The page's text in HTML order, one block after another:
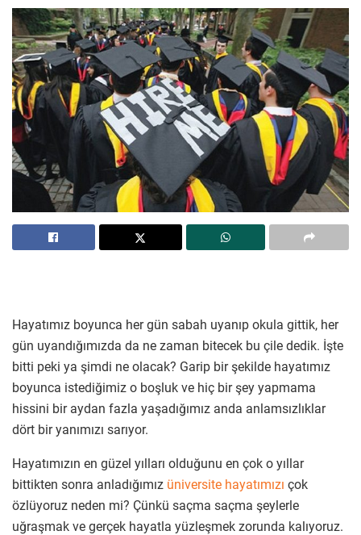
Hayatımız boyunca her gün sabah uyanıp okula gittik, her
gün uyandığımızda da ne zaman bitecek bu çile dedik. İşte
bitti peki ya şimdi ne olacak? Garip bir şekilde hayatımız
boyunca istediğimiz o boşluk ve hiç bir şey yapmama
hissini bir aydan fazla yaşadığımız anda anlamsızlıklar
dört bir yanımızı sarıyor.
Hayatımızın en güzel yılları olduğunu en çok o yıllar
bittikten sonra anladığımız üniversite hayatımızı çok
özlüyoruz neden mi? Çünkü saçma saçma şeylerle
uğraşmak ve gerçek hayatla yüzleşmek zorunda kalıyoruz.